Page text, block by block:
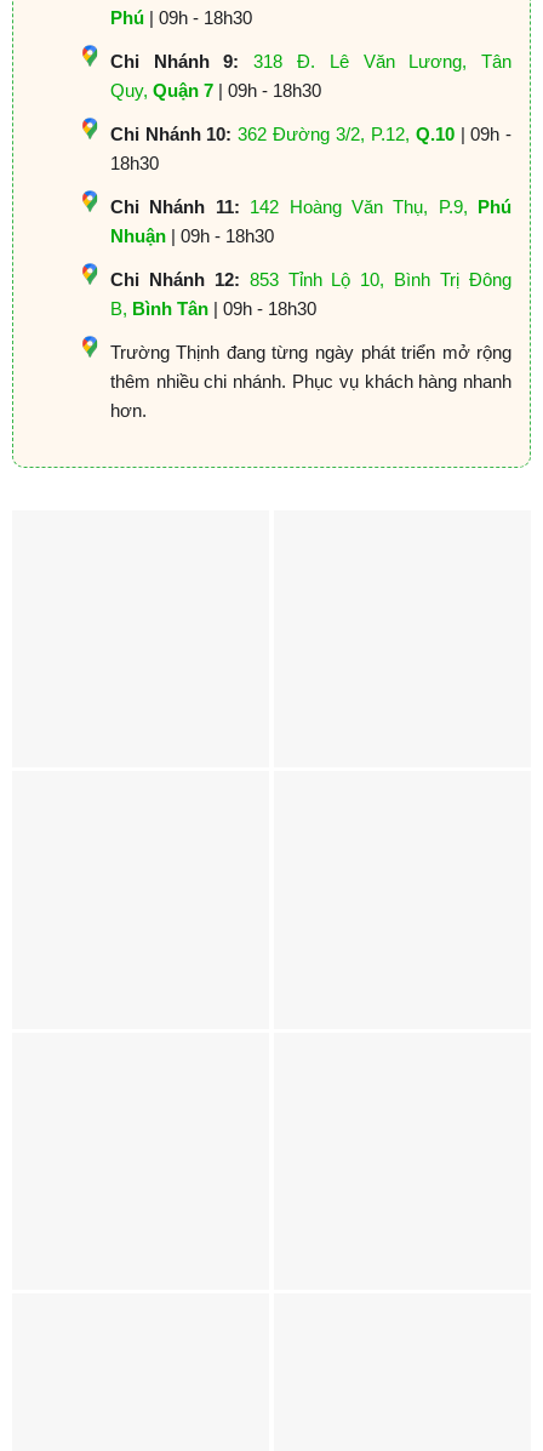
Phú| 09h - 18h30
Chi Nhánh 9:
318 Đ. Lê Văn Lương, Tân
Quy, Quận 7| 09h - 18h30
Chi Nhánh 10: 362 Đường 3/2, P.12, Q.10| 09h -
18h30
Chi Nhánh 11: 142 Hoàng Văn Thụ, P.9, Phú
Nhuận| 09h - 18h30
Chi Nhánh 12: 853 Tỉnh Lộ 10, Bình Trị Đông
B, Bình Tân| 09h - 18h30
Trường Thịnh đang từng ngày phát triển mở rộng
thêm nhiều chi nhánh. Phục vụ khách hàng nhanh
hơn.